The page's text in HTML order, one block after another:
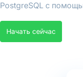
PostgreSQL с
Начать сейчас